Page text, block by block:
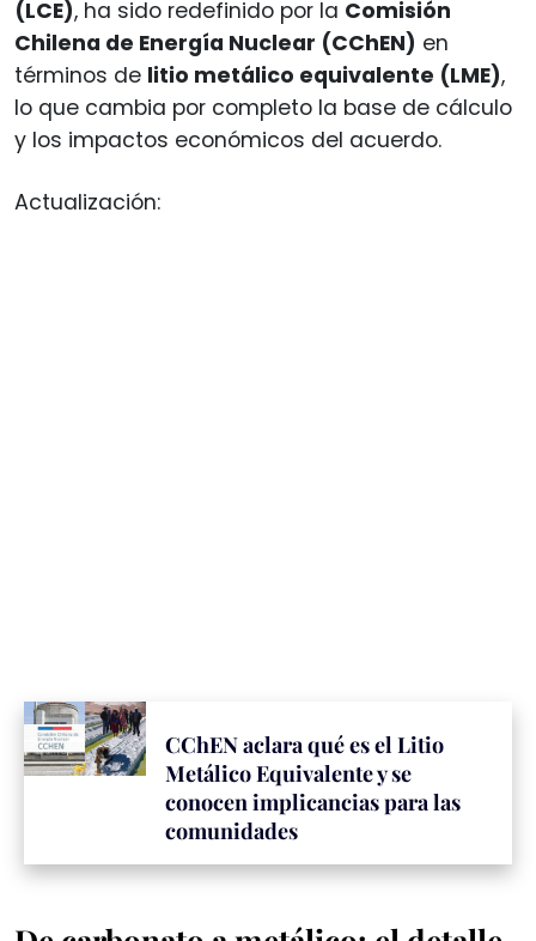
(LCE), ha sido redefinido por la Comisión
Chilena de Energía Nuclear (CChEN) en
términos de litio metálico equivalente (LME),
lo que cambia por completo la base de cálculo
y los impactos económicos del acuerdo.
Actualización:
CChEN aclara qué es el Litio
Metálico Equivalente y se
conocen implicancias para las
comunidades